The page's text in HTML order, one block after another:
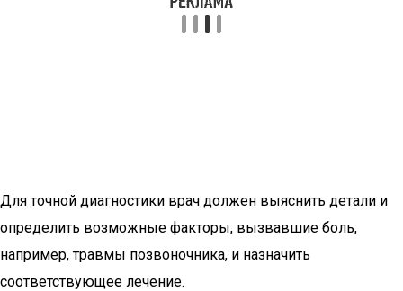
Для точной диагностики врач должен выяснить детали и
определить возможные факторы, вызвавшие боль,
например, травмы позвоночника, и назначить
соответствующее лечение.